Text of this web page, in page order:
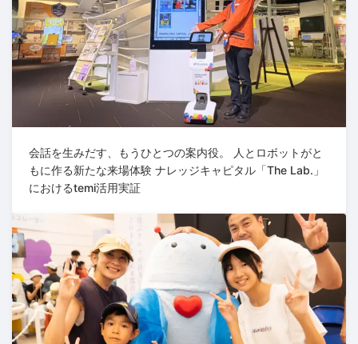
会話を生みだす、もうひとつの案内役。 人とロボットがと
もに作る新たな来場体験 ナレッジキャピタル「The Lab.」
におけるtemi活用実証